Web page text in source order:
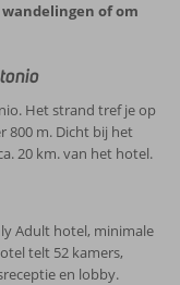
of om
Het strand tref je op
800 m. Dicht bij het
20 km. van het hotel.
Adult hotel, minimale
telt 52 kamers,
en lobby.